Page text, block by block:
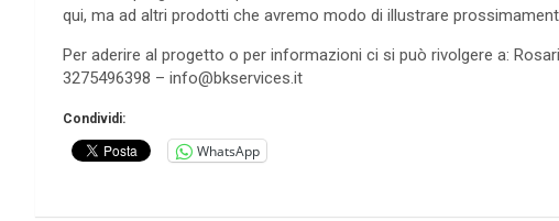
qui, ma ad altri prodotti che avremo modo di illustrare
Per aderire al progetto o per informazioni ci si può rivolgere a:
3275496398 – info@bkservices.it
Condividi:
WhatsApp